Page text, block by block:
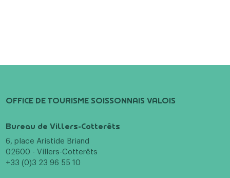
OFFICE DE TOURISME SOISSONNAIS VALOIS
Bureau de Villers-Cotterêts
6, place Aristide Briand
02600 - Villers-Cotterêts
+33 (0)3 23 96 55 10